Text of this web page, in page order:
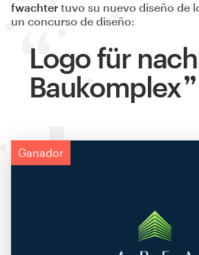
fwachter tuvo su nuevo diseño de
un concurso de diseño:
Ganador
Logo für
Baukomplex